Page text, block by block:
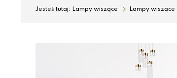
Jesteś tutaj: Lampy wiszące Lampy wiszące